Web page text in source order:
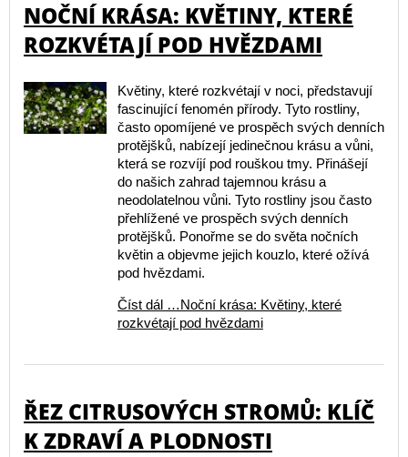
NOČNÍ KRÁSA: KVĚTINY, KTERÉ
ROZKVÉTAJÍ POD HVĚZDAMI
Květiny, které rozkvétají v noci, představují
fascinující fenomén přírody. Tyto rostliny,
často opomíjené ve prospěch svých denních
protějšků, nabízejí jedinečnou krásu a vůni,
která se rozvíjí pod rouškou tmy. Přinášejí
do našich zahrad tajemnou krásu a
neodolatelnou vůni. Tyto rostliny jsou často
přehlížené ve prospěch svých denních
protějšků. Ponořme se do světa nočních
květin a objevme jejich kouzlo, které ožívá
pod hvězdami.
Číst dál …Noční krása: Květiny, které
rozkvétají pod hvězdami
ŘEZ CITRUSOVÝCH STROMŮ: KLÍČ
K ZDRAVÍ A PLODNOSTI